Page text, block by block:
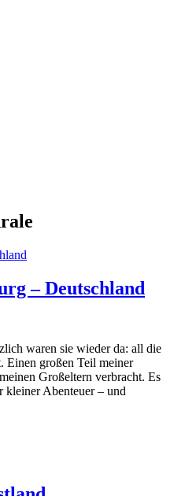
– Deutschland
waren sie wieder da: all die
Einen großen Teil meiner
Großeltern verbracht. Es
kleiner Abenteuer – und